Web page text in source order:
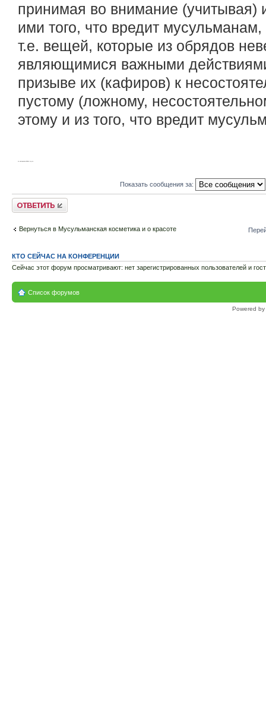
принимая во внимание (учитывая)
ими того, что вредит
т.е. вещей, которые из обрядов
являющимися важными
призыве их (кафиров) к
пустому (ложному,
этому и из того, что вредит
по материалам binbaz.org.sa
Показать сообщения за:
Ответить
Вернуться в Мусульманская косметика и о красоте
КТО СЕЙЧАС НА КОНФЕРЕНЦИИ
Сейчас этот форум просматривают: нет зарегистрированных пользователей и
Список форумов
Powered by